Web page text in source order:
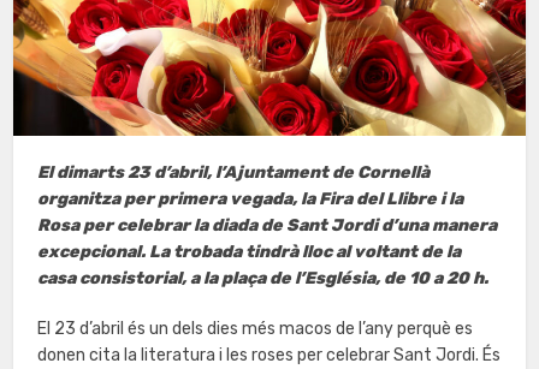
El dimarts 23 d’abril, l’Ajuntament de Cornellà
organitza per primera vegada, la Fira del Llibre i la
Rosa per celebrar la diada de Sant Jordi d’una manera
excepcional. La trobada tindrà lloc al voltant de la
casa consistorial, a la plaça de l’Església, de 10 a 20 h.
El 23 d’abril és un dels dies més macos de l’any perquè es
donen cita la literatura i les roses per celebrar Sant Jordi. És